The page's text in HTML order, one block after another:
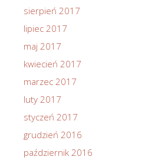
sierpień 2017
lipiec 2017
maj 2017
kwiecień 2017
marzec 2017
luty 2017
styczeń 2017
grudzień 2016
październik 2016